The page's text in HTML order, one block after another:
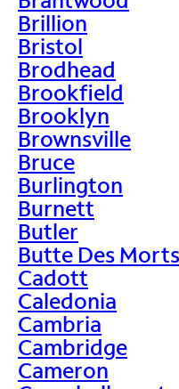
Brillion
Bristol
Brodhead
Brookfield
Brooklyn
Brownsville
Bruce
Burlington
Burnett
Butler
Butte Des Morts
Cadott
Caledonia
Cambria
Cambridge
Cameron